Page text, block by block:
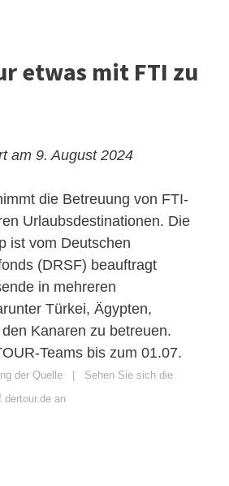
etwas mit FTI zu
am 9. August 2024
die Betreuung von FTI-
Urlaubsdestinationen. Die
ist vom Deutschen
(DRSF) beauftragt
in mehreren
Türkei, Ägypten,
Kanaren zu betreuen.
Teams bis zum 01.07.
der Quelle
Sehen Sie sich die
dertour.de an